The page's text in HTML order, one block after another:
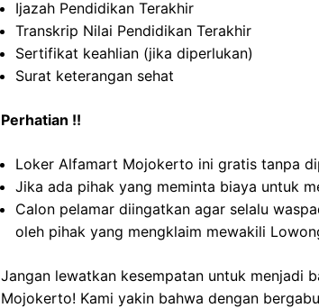
Ijazah Pendidikan Terakhir
Transkrip Nilai Pendidikan Terakhir
Sertifikat keahlian (jika diperlukan)
Surat keterangan sehat
Perhatian !!
Loker Alfamart Mojokerto ini gratis tanpa
Jika ada pihak yang meminta biaya untuk
Calon pelamar diingatkan agar selalu
oleh pihak yang mengklaim mewakili
Jangan lewatkan kesempatan untuk menjadi
Mojokerto! Kami yakin bahwa dengan